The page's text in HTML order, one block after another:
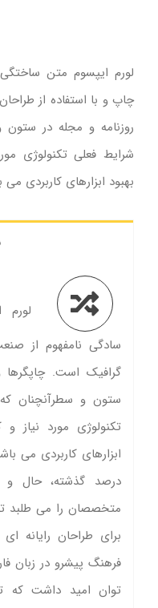
لورم ایپسوم متن
چاپ و با استفاده از
روزنامه و مجله در
شرایط فعلی تکنولوژی
بهبود ابزارهای کاربردی می
سادگی نامفهوم از
گرافیک است. چاپگرها
ستون و سطرآنچنان
تکنولوژی مورد نیاز
ابزارهای کاربردی می
درصد گذشته، حال و
متخصصان را می طلبد
برای طراحان رایانه
فرهنگ پیشرو در زبان
توان امید داشت که